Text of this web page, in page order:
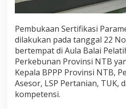
Pembukaan Sertifikasi
dilakukan pada tanggal 22
bertempat di Aula Balai
Perkebunan Provinsi NTB
Kepala BPPP Provinsi NTB,
Asesor, LSP Pertanian, TUK,
kompetensi.